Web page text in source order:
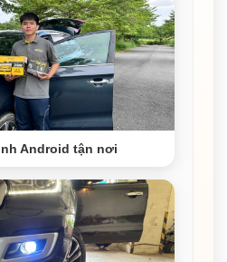
Android tận nơi